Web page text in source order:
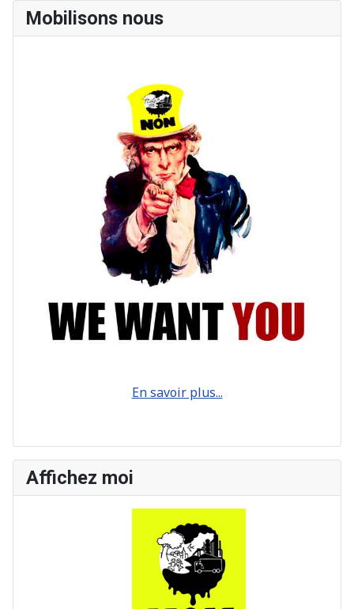
Mobilisons nous
En savoir plus...
Affichez moi